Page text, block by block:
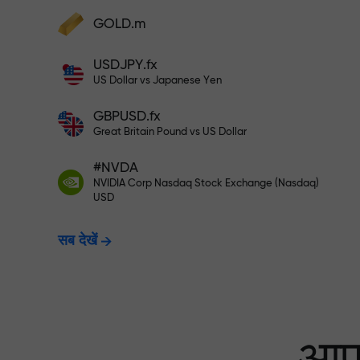
फंड्स डिपॉज़िट करें और अपने डिपॉज़िट से 1,000 गुना
डिपॉज़िट, उतना बड़ा मल्टिप्लायर।
अपने खाते में $333 जमा करें — और
रिस्क-फ्री ट्रेडिंग
X1000 तक बोनस —
GOLD.m
USDJPY.fx
US Dollar vs Japanese Yen
GBPUSD.fx
Great Britain Pound vs US Dollar
#NVDA
NVIDIA Corp Nasdaq Stock Exchange (Nasdaq)
USD
सब देखें